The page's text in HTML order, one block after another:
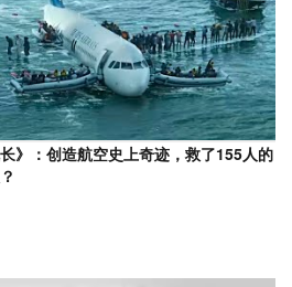
》：创造航空史上奇迹，救了155人的